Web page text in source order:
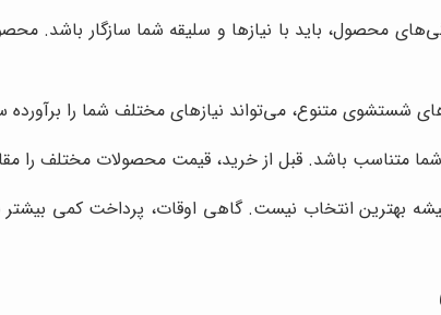
محصول، باید با نیازها و سلیقه شما سازگار باشد.
شستشوی متنوع، می‌تواند نیازهای مختلف شما را برآورده
متناسب باشد. قبل از خرید، قیمت محصولات مختلف را
بهترین انتخاب نیست. گاهی اوقات، پرداخت کمی